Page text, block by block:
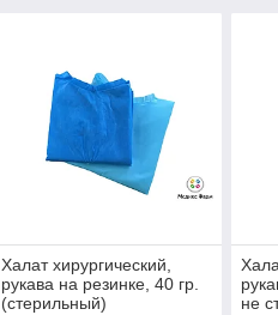
Халат хирургический,
рукава на резинке, 40 гр.
(стерильный)
не